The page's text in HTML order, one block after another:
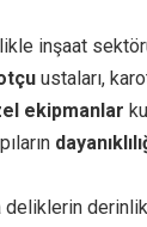
inşaat
ustaları,
ekipmanlar
deliklerin